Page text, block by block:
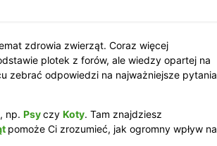
zdrowia zwierząt. Coraz więcej
plotek z forów, ale wiedzy opartej na
zebrać odpowiedzi na najważniejsze pytania
np. Psyczy Koty. Tam znajdziesz
pomoże Ci zrozumieć, jak ogromny wpływ na